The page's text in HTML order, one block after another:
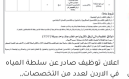
اعلان توظيف صادر عن سلطة المياه
في الاردن لعدد من التخصصات,,